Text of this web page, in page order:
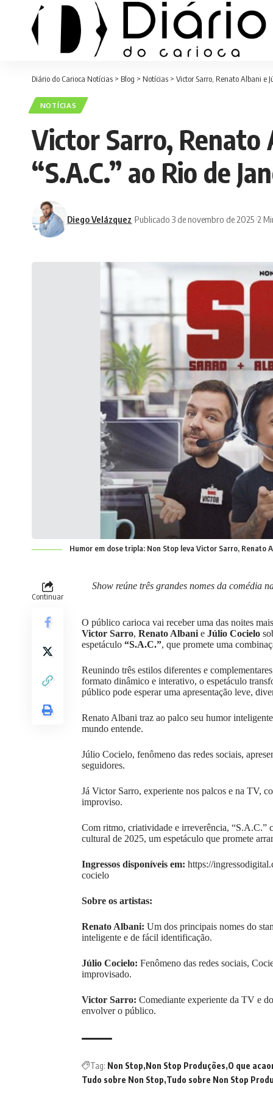
Diário do Carioca Notícias > Blog > Notícias > Victor Sarro, Renato Albani e
NOTÍCIAS
Victor Sarro, Renato
“S.A.C.” ao Rio de
Diego Velázquez Publicado 3 de novembro de 2025 2
Humor em dose tripla: Non Stop leva Victor Sarro, Renato
Continuar
Show reúne três grandes nomes da comédia
O público carioca vai receber uma das noites
Victor Sarro, Renato Albani e Júlio Cocielo
espetáculo “S.A.C.”, que promete uma
Reunindo três estilos diferentes e
formato dinâmico e interativo, o espetáculo
público pode esperar uma apresentação leve,
Renato Albani traz ao palco seu humor
mundo entende.
Júlio Cocielo, fenômeno das redes sociais,
seguidores.
Já Victor Sarro, experiente nos palcos e na TV,
improviso.
Com ritmo, criatividade e irreverência, “S.A.C.”
cultural de 2025, um espetáculo que promete
Ingressos disponíveis em: https://
cocielo
Sobre os artistas:
Renato Albani: Um dos principais nomes do
inteligente e de fácil identificação.
Júlio Cocielo: Fenômeno das redes sociais,
improvisado.
Victor Sarro: Comediante experiente da TV e
envolver o público.
Tag: Non Stop Non Stop Produções O que
Tudo sobre Non Stop Tudo sobre Non Stop